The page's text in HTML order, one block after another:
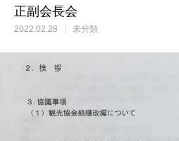
正副会長会
2022.02.28 未分類